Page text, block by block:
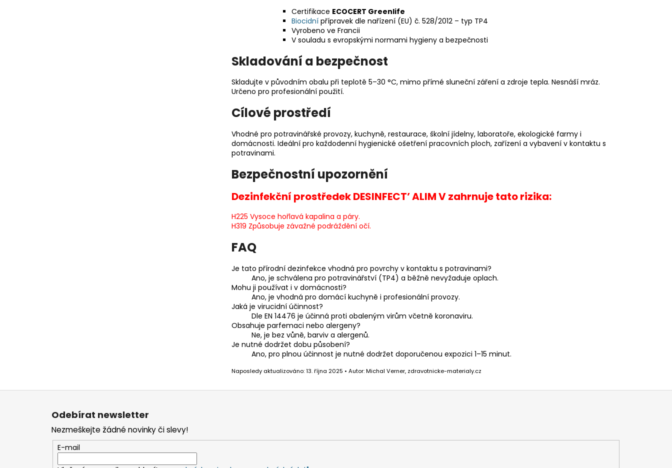
Certifikace ECOCERT Greenlife
Biocidní přípravek dle nařízení (EU) č. 528/2012 – typ TP4
Vyrobeno ve Francii
V souladu s evropskými normami hygieny a bezpečnosti
Skladování a bezpečnost
Skladujte v původním obalu při teplotě 5–30 °C, mimo přímé sluneční záření a zdroje tepla. Nesnáší mráz.
Určeno pro profesionální použití.
Cílové prostředí
Vhodné pro potravinářské provozy, kuchyně, restaurace, školní jídelny, laboratoře, ekologické farmy i
domácnosti. Ideální pro každodenní hygienické ošetření pracovních ploch, zařízení a vybavení v kontaktu s
potravinami.
Bezpečnostní upozornění
Dezinfekční prostředek DESINFECT’ ALIM V zahrnuje tato rizika:
H225 Vysoce hořlavá kapalina a páry.
H319 Způsobuje závažné podráždění očí.
FAQ
Je tato přírodní dezinfekce vhodná pro povrchy v kontaktu s potravinami?
Ano, je schválena pro potravinářství (TP4) a běžně nevyžaduje oplach.
Mohu ji používat i v domácnosti?
Ano, je vhodná pro domácí kuchyně i profesionální provozy.
Jaká je virucidní účinnost?
Dle EN 14476 je účinná proti obaleným virům včetně koronaviru.
Obsahuje parfemaci nebo alergeny?
Ne, je bez vůně, barviv a alergenů.
Je nutné dodržet dobu působení?
Ano, pro plnou účinnost je nutné dodržet doporučenou expozici 1–15 minut.
Naposledy aktualizováno: 13. října 2025 • Autor: Michal Verner, zdravotnicke-materialy.cz
Z
Odebírat newsletter
Nezmeškejte žádné novinky či slevy!
E-mail